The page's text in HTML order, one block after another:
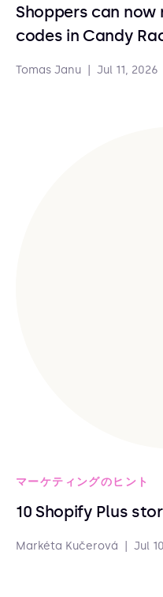
Shoppers can
codes in Candy
Tomas Janu Jul 11, 2026
マーケティングのヒント
10 Shopify Plus
Markéta Kučerová Jul